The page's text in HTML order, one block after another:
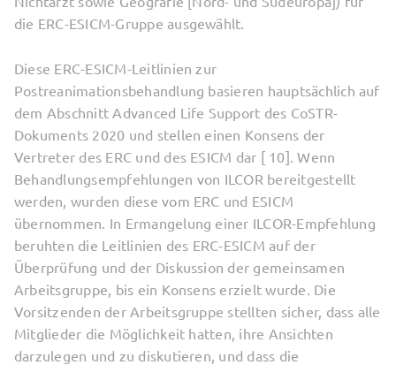
die ERC-ESICM-Gruppe ausgewählt.
Diese ERC-ESICM-Leitlinien zur
Postreanimationsbehandlung basieren hauptsächlich auf
dem Abschnitt Advanced Life Support des CoSTR-
Dokuments 2020 und stellen einen Konsens der
Vertreter des ERC und des ESICM dar [ 10]. Wenn
Behandlungsempfehlungen von ILCOR bereitgestellt
werden, wurden diese vom ERC und ESICM
übernommen. In Ermangelung einer ILCOR-Empfehlung
beruhten die Leitlinien des ERC-ESICM auf der
Überprüfung und der Diskussion der gemeinsamen
Arbeitsgruppe, bis ein Konsens erzielt wurde. Die
Vorsitzenden der Arbeitsgruppe stellten sicher, dass alle
Mitglieder die Möglichkeit hatten, ihre Ansichten
darzulegen und zu diskutieren, und dass die